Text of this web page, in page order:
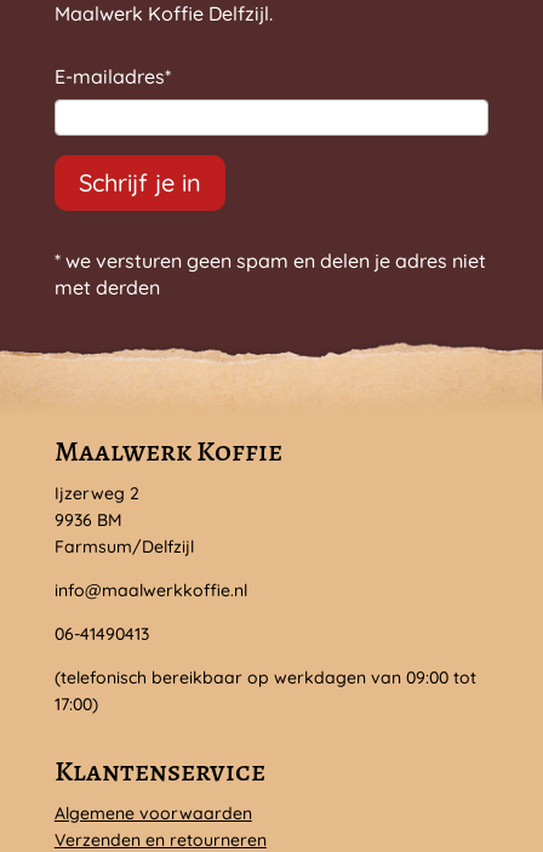
Maalwerk Koffie Delfzijl.
E-mailadres*
Schrijf je in
* we versturen geen spam en delen je adres niet
met derden
Maalwerk Koffie
Ijzerweg 2
9936 BM
Farmsum/Delfzijl
info@maalwerkkoffie.nl
06-41490413
(telefonisch bereikbaar op werkdagen van 09:00 tot
17:00)
Klantenservice
Algemene voorwaarden
Verzenden en retourneren